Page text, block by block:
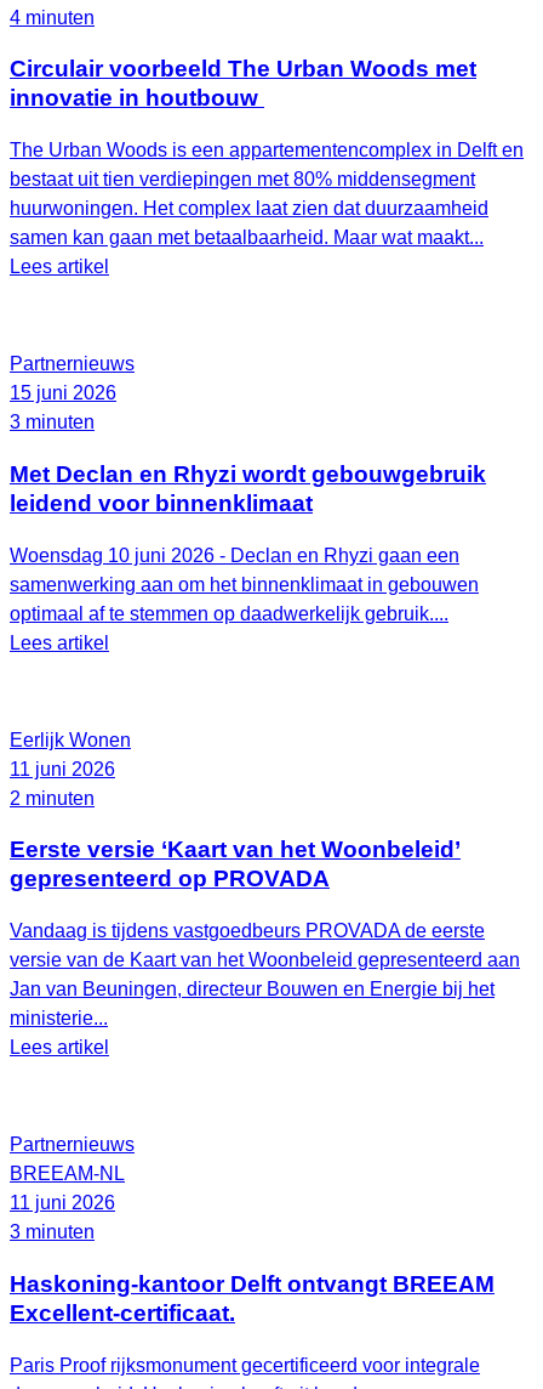
4 minuten
Circulair voorbeeld The Urban Woods met
innovatie in houtbouw
The Urban Woods is een appartementencomplex in Delft en
bestaat uit tien verdiepingen met 80% middensegment
huurwoningen. Het complex laat zien dat duurzaamheid
samen kan gaan met betaalbaarheid. Maar wat maakt...
Lees artikel
Partnernieuws
15 juni 2026
3 minuten
Met Declan en Rhyzi wordt gebouwgebruik
leidend voor binnenklimaat
Woensdag 10 juni 2026 - Declan en Rhyzi gaan een
samenwerking aan om het binnenklimaat in gebouwen
optimaal af te stemmen op daadwerkelijk gebruik....
Lees artikel
Eerlijk Wonen
11 juni 2026
2 minuten
Eerste versie ‘Kaart van het Woonbeleid’
gepresenteerd op PROVADA
Vandaag is tijdens vastgoedbeurs PROVADA de eerste
versie van de Kaart van het Woonbeleid gepresenteerd aan
Jan van Beuningen, directeur Bouwen en Energie bij het
ministerie...
Lees artikel
Partnernieuws
BREEAM-NL
11 juni 2026
3 minuten
Haskoning-kantoor Delft ontvangt BREEAM
Excellent-certificaat.
Paris Proof rijksmonument gecertificeerd voor integrale